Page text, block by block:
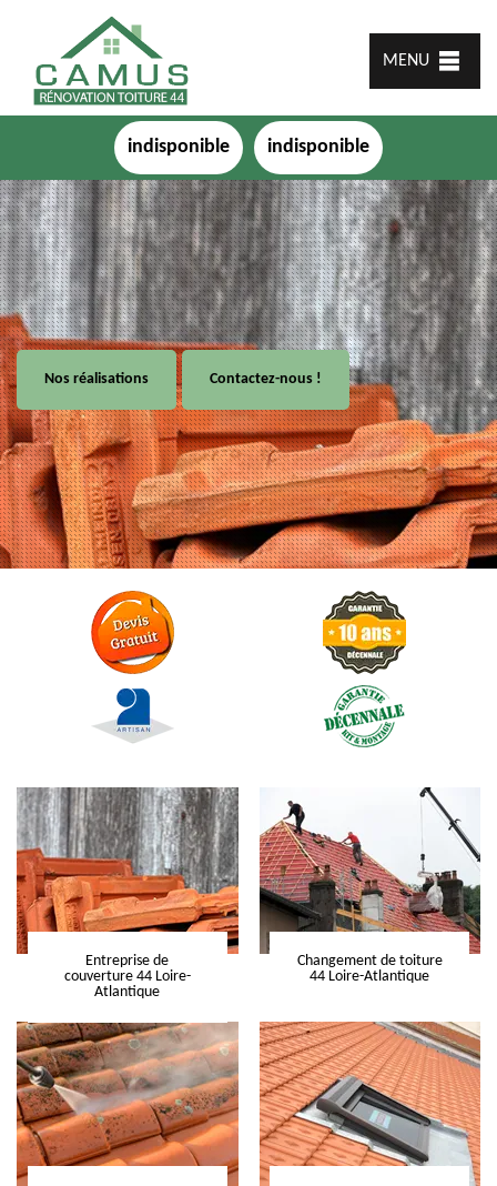
MENU
indisponible indisponible
Nos réalisations Contactez-nous !
Entreprise de
couverture 44 Loire-
Atlantique
Changement de toiture
44 Loire-Atlantique